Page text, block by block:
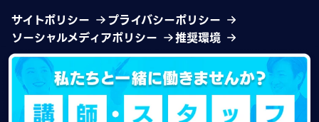
サイトポリシー
プライバシーポリシー
ソーシャルメディアポリシー
推奨環境